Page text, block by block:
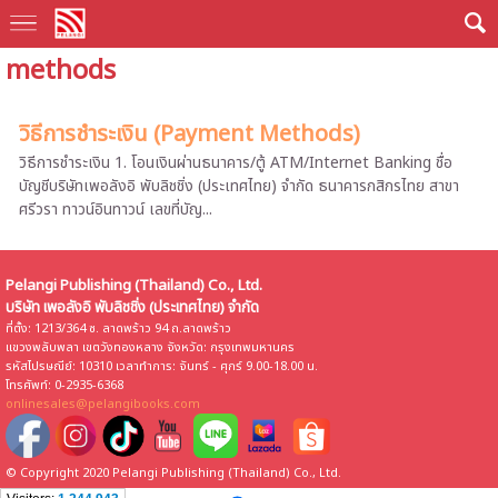
methods
วิธีการชำระเงิน (Payment Methods)
วิธีการชำระเงิน 1. โอนเงินผ่านธนาคาร/ตู้ ATM/Internet Banking ชื่อ
บัญชีบริษัทเพอลังอิ พับลิชชิ่ง (ประเทศไทย) จำกัด ธนาคารกสิกรไทย สาขา
ศรีวรา ทาวน์อินทาวน์ เลขที่บัญ...
Pelangi Publishing (Thailand) Co., Ltd.
บริษัท เพอลังอิ พับลิชชิ่ง (ประเทศไทย) จำกัด
ที่ตั้ง: 1213/364 ซ. ลาดพร้าว 94 ถ.ลาดพร้าว
แขวงพลับพลา เขตวังทองหลาง จังหวัด: กรุงเทพมหานคร
รหัสไปรษณีย์: 10310 เวลาทำการ: จันทร์ - ศุกร์ 9.00-18.00 น.
โทรศัพท์: 0-2935-6368
onlinesales@pelangibooks.com
© Copyright 2020 Pelangi Publishing (Thailand) Co., Ltd.